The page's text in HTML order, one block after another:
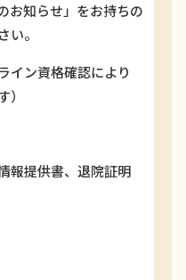
お知らせ」をお持ちの
い。
イン資格確認により
報提供書、退院証明